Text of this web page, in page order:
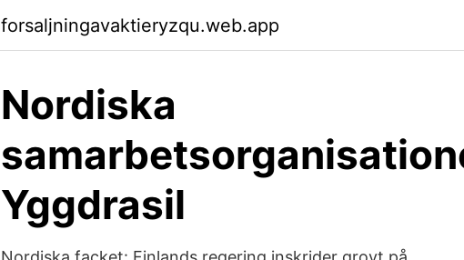
forsaljningavaktieryzqu.web.app
Nordiska
Yggdrasil